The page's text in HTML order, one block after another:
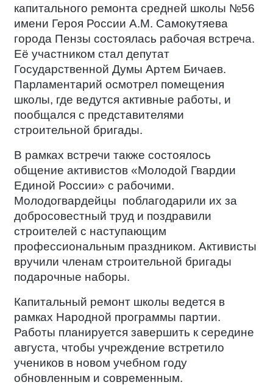
капитального ремонта средней школы №56
имени Героя России А.М. Самокутяева
города Пензы состоялась рабочая встреча.
Её участником стал депутат
Государственной Думы Артем Бичаев.
Парламентарий осмотрел помещения
школы, где ведутся активные работы, и
пообщался с представителями
строительной бригады.
В рамках встречи также состоялось
общение активистов «Молодой Гвардии
Единой России» с рабочими.
Молодогвардейцы поблагодарили их за
добросовестный труд и поздравили
строителей с наступающим
профессиональным праздником. Активисты
вручили членам строительной бригады
подарочные наборы.
Капитальный ремонт школы ведется в
рамках Народной программы партии.
Работы планируется завершить к середине
августа, чтобы учреждение встретило
учеников в новом учебном году
обновленным и современным.